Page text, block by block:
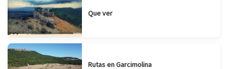
Que ver
Rutas en Garcimolina